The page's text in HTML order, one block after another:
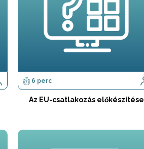
6 perc
Az EU-csatlakozás előkészítése